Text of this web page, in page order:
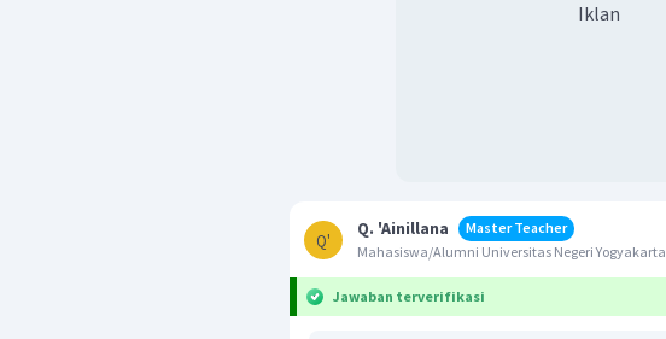
Iklan
Q'
Q. 'Ainillana
Master Teacher
Mahasiswa/Alumni Universitas Negeri Yogyakarta
Jawaban terverifikasi